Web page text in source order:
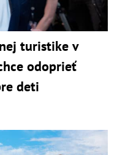
turistike v
odoprieť
deti